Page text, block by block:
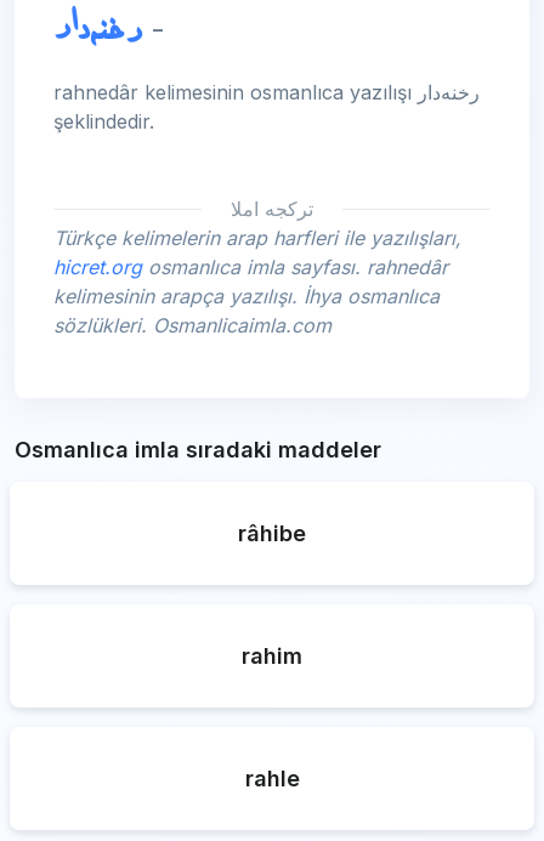
-رخنه‌دار
rahnedâr kelimesinin osmanlıca yazılışı رخنه‌دار
şeklindedir.
تركجه املا
Türkçe kelimelerin arap harfleri ile yazılışları,
hicret.orgosmanlıca imla sayfası. rahnedâr
kelimesinin arapça yazılışı. İhya osmanlıca
sözlükleri. Osmanlicaimla.com
Osmanlıca imla sıradaki maddeler
râhibe
rahim
rahle